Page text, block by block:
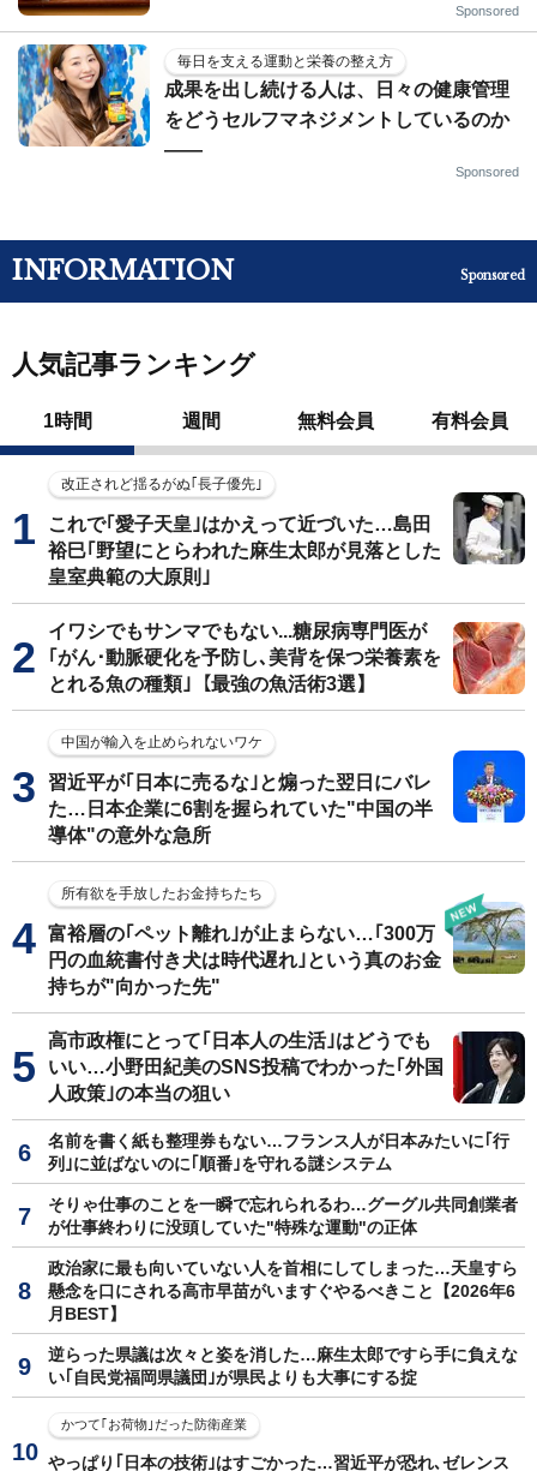
Sponsored
毎日を支える運動と栄養の整え方
成果を出し続ける人は、日々の健康管理
をどうセルフマネジメントしているのか
——
Sponsored
INFORMATION Sponsored
人気記事ランキング
1時間 週間 無料会員 有料会員
改正されど揺るがぬ｢長子優先｣
これで｢愛子天皇｣はかえって近づいた…島田
裕巳｢野望にとらわれた麻生太郎が見落とした
皇室典範の大原則｣
イワシでもサンマでもない...糖尿病専門医が
｢がん･動脈硬化を予防し､美背を保つ栄養素を
とれる魚の種類｣【最強の魚活術3選】
中国が輸入を止められないワケ
習近平が｢日本に売るな｣と煽った翌日にバレ
た…日本企業に6割を握られていた"中国の半
導体"の意外な急所
所有欲を手放したお金持ちたち
富裕層の｢ペット離れ｣が止まらない…｢300万
円の血統書付き犬は時代遅れ｣という真のお金
持ちが"向かった先"
高市政権にとって｢日本人の生活｣はどうでも
いい…小野田紀美のSNS投稿でわかった｢外国
人政策｣の本当の狙い
名前を書く紙も整理券もない…フランス人が日本みたいに｢行
列｣に並ばないのに｢順番｣を守れる謎システム
そりゃ仕事のことを一瞬で忘れられるわ…グーグル共同創業者
が仕事終わりに没頭していた"特殊な運動"の正体
政治家に最も向いていない人を首相にしてしまった…天皇すら
懸念を口にされる高市早苗がいますぐやるべきこと【2026年6
月BEST】
逆らった県議は次々と姿を消した…麻生太郎ですら手に負えな
い｢自民党福岡県議団｣が県民よりも大事にする掟
かつて｢お荷物｣だった防衛産業
やっぱり｢日本の技術｣はすごかった…習近平が恐れ､ゼレンス